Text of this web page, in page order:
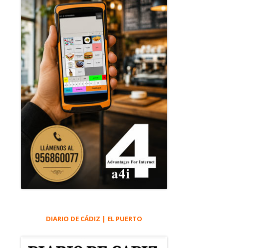
DIARIO DE CÁDIZ | EL PUERTO